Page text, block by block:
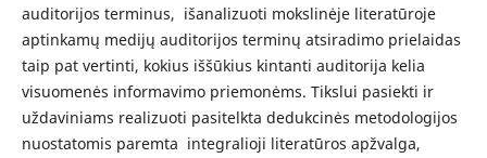
auditorijos terminus, išanalizuoti mokslinėje literatūroje
aptinkamų medijų auditorijos terminų atsiradimo prielaidas
taip pat vertinti, kokius iššūkius kintanti auditorija kelia
visuomenės informavimo priemonėms. Tikslui pasiekti ir
uždaviniams realizuoti pasitelkta dedukcinės metodologijos
nuostatomis paremta integralioji literatūros apžvalga,